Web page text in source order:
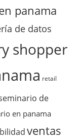
panama
de datos
shopper
retail
de
en panama
ventas